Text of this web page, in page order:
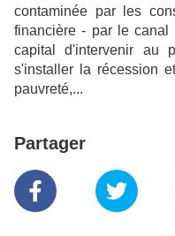
contaminée par les
financière - par le canal
capital d'intervenir au
s'installer la récession
pauvreté,...
Partager